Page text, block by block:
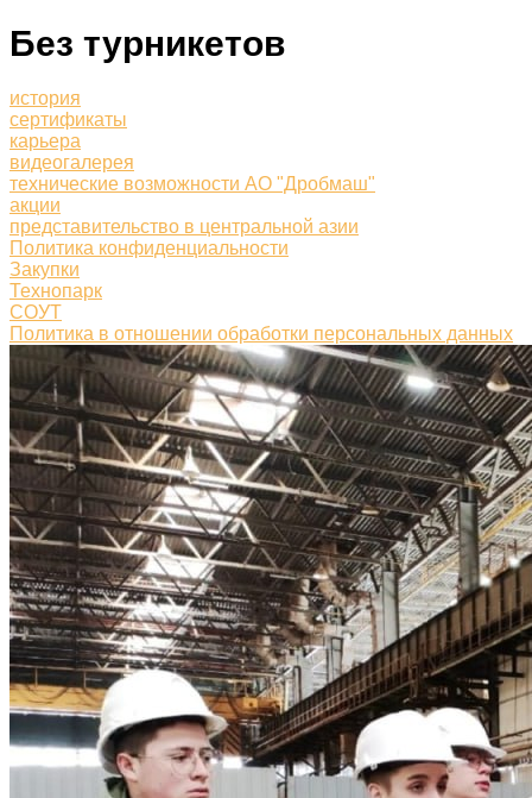
Без турникетов
история
сертификаты
карьера
видеогалерея
технические возможности АО "Дробмаш"
акции
представительство в центральной азии
Политика конфиденциальности
Закупки
Технопарк
СОУТ
Политика в отношении обработки персональных данных